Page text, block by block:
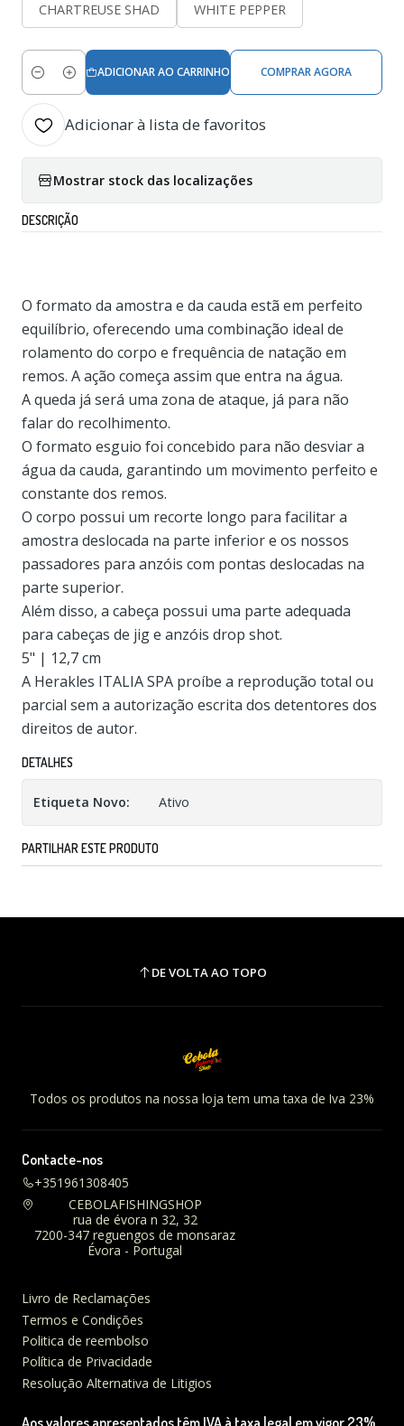
CHARTREUSE SHAD
WHITE PEPPER
Quantidade
ADICIONAR AO CARRINHO COMPRAR AGORA
Adicionar à lista de favoritos
Mostrar stock das localizações
DESCRIÇÃO
O formato da amostra e da cauda estã em perfeito
equilíbrio, oferecendo uma combinação ideal de
rolamento do corpo e frequência de natação em
remos. A ação começa assim que entra na água.
A queda já será uma zona de ataque, já para não
falar do recolhimento.
O formato esguio foi concebido para não desviar a
água da cauda, ​​garantindo um movimento perfeito e
constante dos remos.
O corpo possui um recorte longo para facilitar a
amostra deslocada na parte inferior e os nossos
passadores para anzóis com pontas deslocadas na
parte superior.
Além disso, a cabeça possui uma parte adequada
para cabeças de jig e anzóis drop shot.
5" | 12,7 cm
A Herakles ITALIA SPA proíbe a reprodução total ou
parcial sem a autorização escrita dos detentores dos
direitos de autor.
DETALHES
Etiqueta Novo: Ativo
PARTILHAR ESTE PRODUTO
DE VOLTA AO TOPO
Todos os produtos na nossa loja tem uma taxa de Iva 23%
Contacte-nos
+351961308405
CEBOLAFISHINGSHOP
rua de évora n 32, 32
7200-347 reguengos de monsaraz
Évora - Portugal
Livro de Reclamações
Termos e Condições
Politica de reembolso
Política de Privacidade
Resolução Alternativa de Litigios
Aos valores apresentados têm IVA à taxa legal em vigor 23%